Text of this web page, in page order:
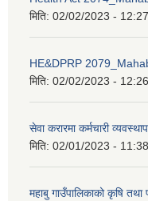
मिति: 02/02/2023 - 12:27
HE&DPRP
मिति: 02/02/2023 - 12:26
सेवा करारमा कर्मचारी
मिति: 02/01/2023 - 11:38
महाबु गाउँपालिकाको कृषि